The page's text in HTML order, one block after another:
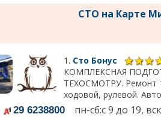
СТО на Карте
1. Сто Бонус
КОМПЛЕКСНАЯ
ТЕХОСМОТРУ. Ремонт
ходовой, рулевой.
29 6238800 пн-сб:с 9 до 19,